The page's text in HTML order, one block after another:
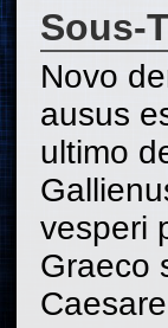
Sous-
Novo
ausus
ultimo
vesperi
Graeco